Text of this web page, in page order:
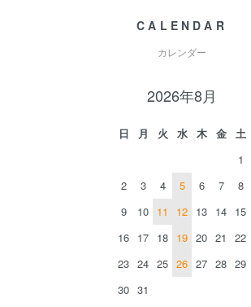
CALENDAR
カレンダー
2026年8月
日 月 火 水 木 金
土
1
2
3 4 5 6 7
8
9
10 11 12 13 14 15
16 17 18 19 20 21
22
23 24 25 26 27 28 29
30 31